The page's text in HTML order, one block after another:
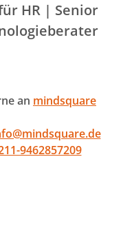
HR | Senior
an mindsquare
9462857209